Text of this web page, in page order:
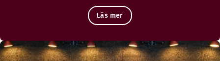
Läs mer